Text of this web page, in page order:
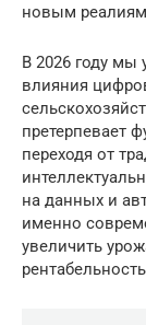
новым
В 2026 году мы
влияния
претерпевает
переходя от
на данных и
именно
увеличить